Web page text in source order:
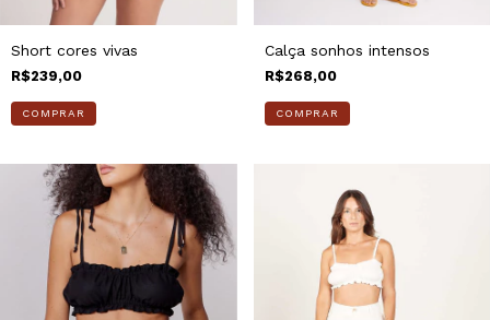
Short cores vivas
R$239,00
COMPRAR
Calça sonhos intensos
R$268,00
COMPRAR